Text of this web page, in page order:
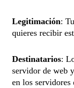
Legitimación:
quieres recibir
Destinatarios:
servidor de web
en los